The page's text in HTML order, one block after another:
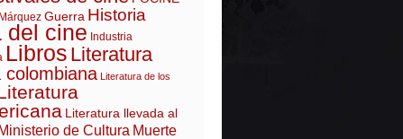
Guerra Historia
del cine Industria
Libros Literatura
colombiana Literatura de los
Literatura llevada al
de Cultura Muerte